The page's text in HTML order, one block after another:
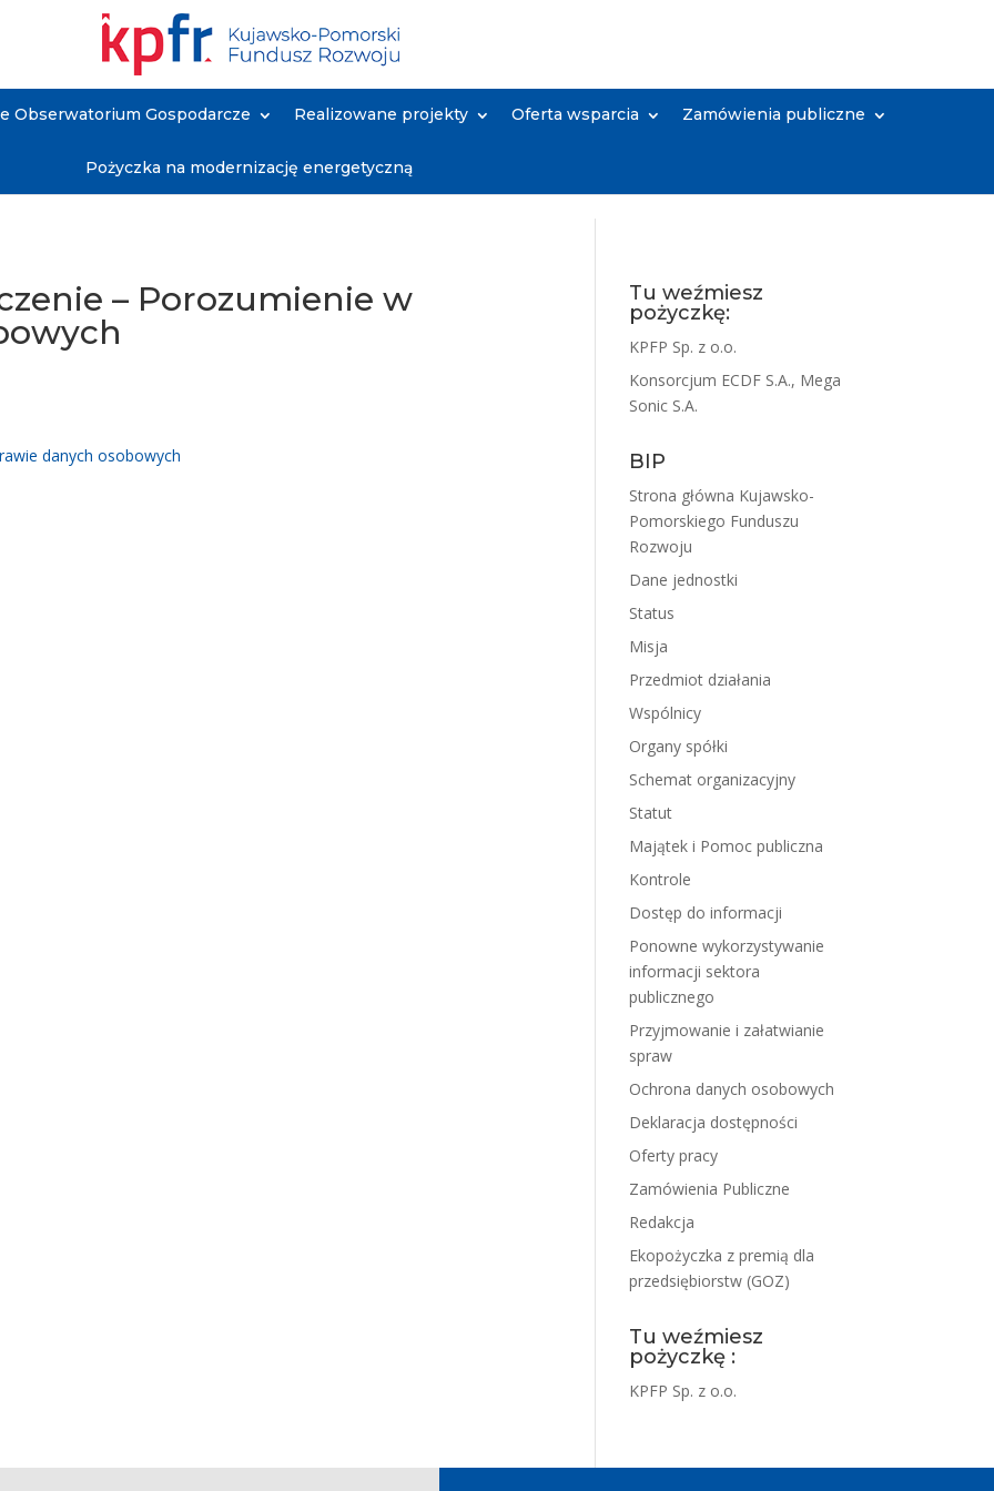
Obserwatorium Gospodarcze Realizowane projekty Oferta wsparcia Zamówienia publiczne
Pożyczka na modernizację energetyczną
– Porozumienie w
danych osobowych
Tu weźmiesz
pożyczkę:
KPFP Sp. z o.o.
Konsorcjum ECDF S.A., Mega
Sonic S.A.
BIP
Strona główna Kujawsko-
Pomorskiego Funduszu
Rozwoju
Dane jednostki
Status
Misja
Przedmiot działania
Wspólnicy
Organy spółki
Schemat organizacyjny
Statut
Majątek i Pomoc publiczna
Kontrole
Dostęp do informacji
Ponowne wykorzystywanie
informacji sektora
publicznego
Przyjmowanie i załatwianie
spraw
Ochrona danych osobowych
Deklaracja dostępności
Oferty pracy
Zamówienia Publiczne
Redakcja
Ekopożyczka z premią dla
przedsiębiorstw (GOZ)
Tu weźmiesz
pożyczkę :
KPFP Sp. z o.o.